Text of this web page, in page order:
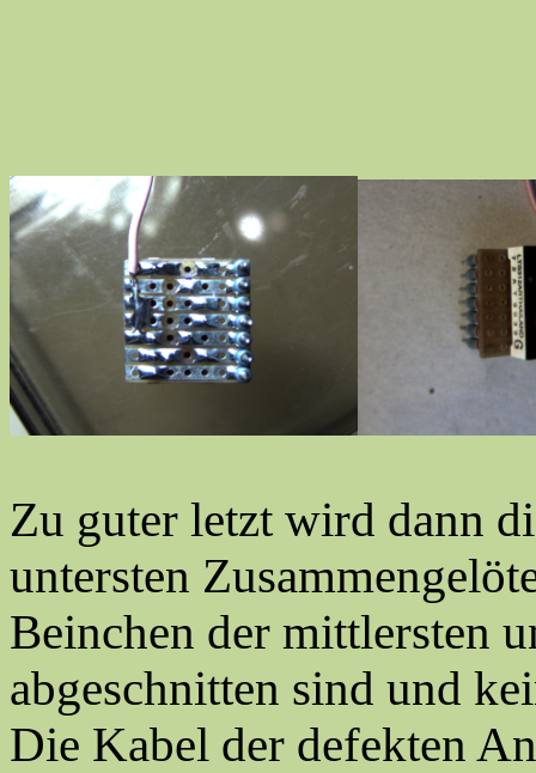
Zu guter letzt wird dann
untersten
Beinchen der mittlersten
abgeschnitten sind und
Die Kabel der defekten